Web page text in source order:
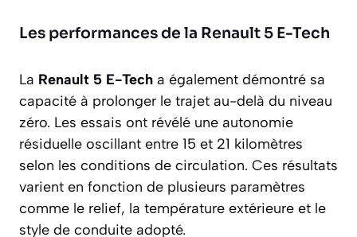
Les performances de la Renault 5 E-Tech
La Renault 5 E-Tech a également démontré sa
capacité à prolonger le trajet au-delà du niveau
zéro. Les essais ont révélé une autonomie
résiduelle oscillant entre 15 et 21 kilomètres
selon les conditions de circulation. Ces résultats
varient en fonction de plusieurs paramètres
comme le relief, la température extérieure et le
style de conduite adopté.